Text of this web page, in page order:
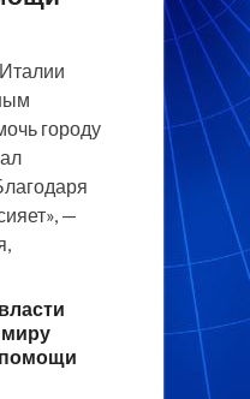
городу
—
миру